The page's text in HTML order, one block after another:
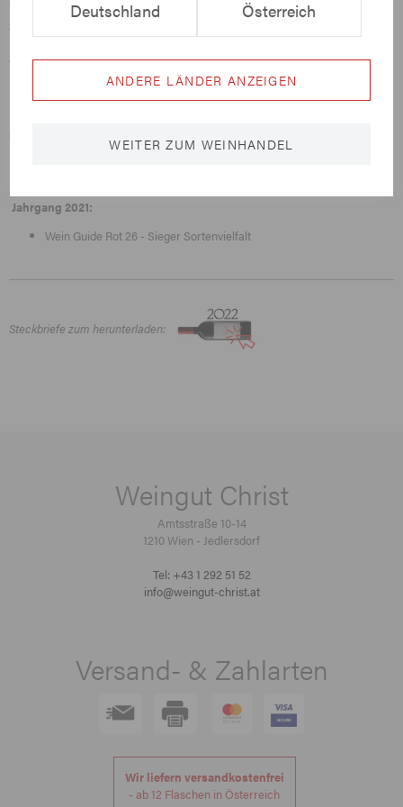
Deutschland Österreich
ANDERE LÄNDER ANZEIGEN
WEITER ZUM WEINHANDEL
Prämierungen:
Jahrgang 2017:
Goldmedaille Landesweinbewertung
Falstaff Punkte 92
Jahrgang 2021:
Wein Guide Rot 26 - Sieger Sortenvielfalt
Steckbriefe zum herunterladen:
Weingut Christ
Amtsstraße 10-14
1210 Wien - Jedlersdorf
Tel: +43 1 292 51 52
info@weingut-christ.at
Versand- & Zahlarten
Wir liefern versandkostenfrei
- ab 12 Flaschen in Österreich